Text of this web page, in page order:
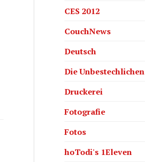
CES 2012
CouchNews
Deutsch
Die Unbestechlichen
Druckerei
Fotografie
Fotos
hoTodi's 1Eleven